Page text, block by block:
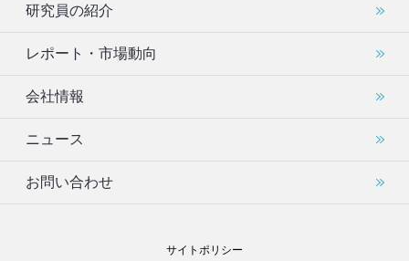
研究員の紹介
レポート・市場動向
会社情報
ニュース
お問い合わせ
サイトポリシー